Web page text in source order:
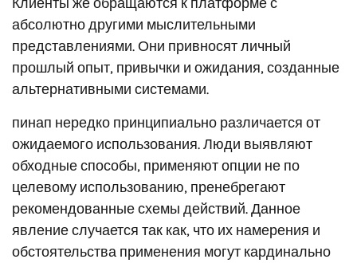
Клиенты же обращаются к платформе с
абсолютно другими мыслительными
представлениями. Они привносят личный
прошлый опыт, привычки и ожидания, созданные
альтернативными системами.
пинап нередко принципиально различается от
ожидаемого использования. Люди выявляют
обходные способы, применяют опции не по
целевому использованию, пренебрегают
рекомендованные схемы действий. Данное
явление случается так как, что их намерения и
обстоятельства применения могут кардинально